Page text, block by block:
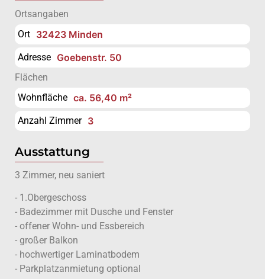
Ortsangaben
Ort 32423 Minden
Adresse Goebenstr. 50
Flächen
Wohnfläche ca. 56,40 m²
Anzahl Zimmer 3
Ausstattung
3 Zimmer, neu saniert
- 1.Obergeschoss
- Badezimmer mit Dusche und Fenster
- offener Wohn- und Essbereich
- großer Balkon
- hochwertiger Laminatbodem
- Parkplatzanmietung optional